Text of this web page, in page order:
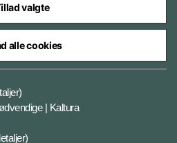
under Forsvarsministeriet
valgte
alle cookies
| Kaltura